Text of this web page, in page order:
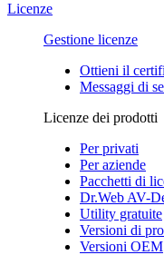
Licenze
Gestione licenze
Ottieni il
Messaggi di
Licenze dei prodotti
Per privati
Per aziende
Pacchetti di
Dr.Web AV-
Utility gratuite
Versioni di
Versioni OEM